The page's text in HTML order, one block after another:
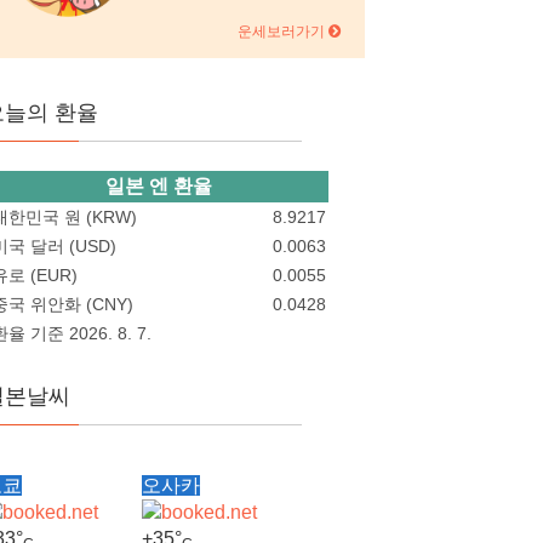
운세보러가기
늘의 환율
일본 엔 환율
한민국 원 (KRW)
8.9217
국 달러 (USD)
0.0063
로 (EUR)
0.0055
국 위안화 (CNY)
0.0428
율 기준 2026. 8. 7.
날씨
오사카